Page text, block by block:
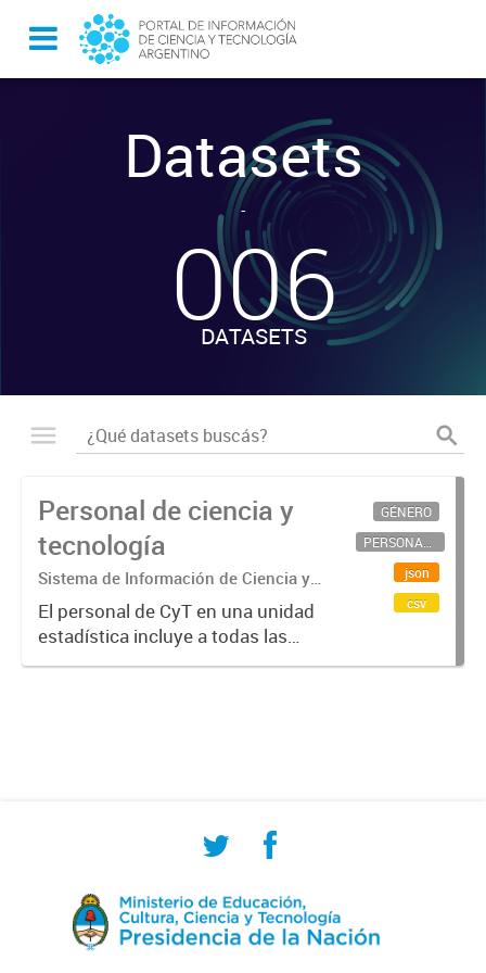
Datasets
-
006
DATASETS
Personal de ciencia y
tecnología
Sistema de Información de Ciencia y
Tecnología Argentino (SICYTAR)
El personal de CyT en una unidad
estadística incluye a todas las
personas involucradas
GÉNERO
PERSONAL CIENTÍFICO-TECNOLÓGICO
json
csv